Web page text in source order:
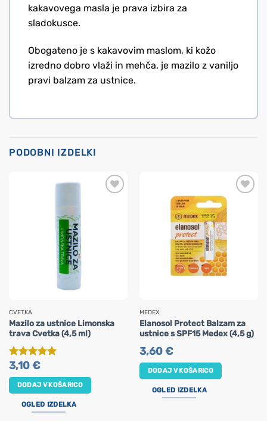
kakavovega masla je prava izbira za
sladokusce.
Obogateno je s kakavovim maslom, ki kožo
izredno dobro vlaži in mehča, je mazilo z vaniljo
pravi balzam za ustnice.
PODOBNI IZDELKI
CVETKA
Mazilo za ustnice Limonska
trava Cvetka (4,5 ml)
Ocenjeno
3,10€
DODAJ V KOŠARICO
OGLED IZDELKA
MEDEX
Elanosol Protect Balzam za
ustnice s SPF15 Medex (4,5 g)
3,60€
DODAJ V KOŠARICO
OGLED IZDELKA